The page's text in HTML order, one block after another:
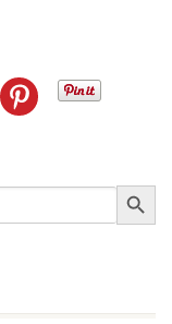
Search Button